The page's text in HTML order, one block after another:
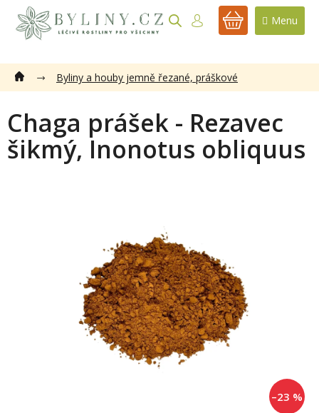
obsah
NÁKUPNÍ
Byliny a houby jemně řezané, práškové
Chaga prášek - Rezavec
šikmý, Inonotus obliquus
–23 %